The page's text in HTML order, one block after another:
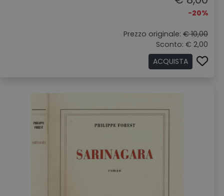
-20%
Prezzo originale: € 10,00
Sconto: € 2,00
ACQUISTA